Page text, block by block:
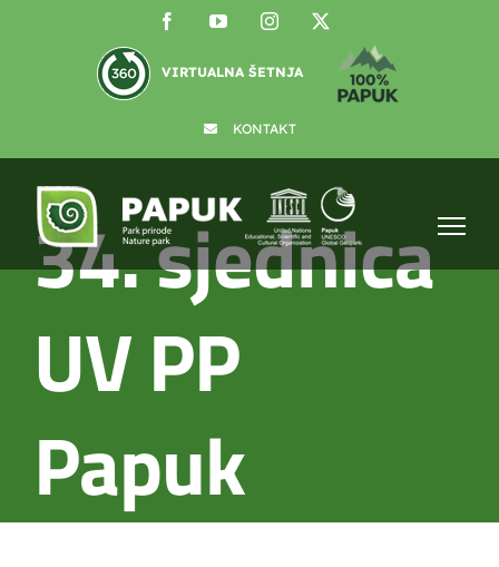
FacebookYouTubeInstagram
VIRTUALNA ŠETNJA
KONTAKT
34. sjednica
UV PP
Papuk